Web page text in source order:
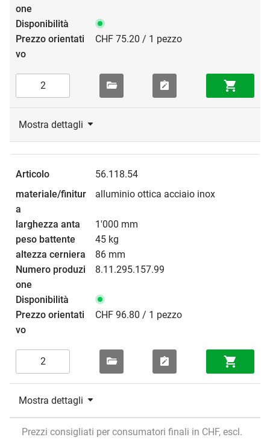
CHF 75.20 / 1 pezzo
Mostra dettagli
56.118.54
alluminio ottica acciaio inox
1'000 mm
45 kg
86 mm
8.11.295.157.99
CHF 96.80 / 1 pezzo
Mostra dettagli
Prezzi consigliati per consumatori finali in CHF, escl.